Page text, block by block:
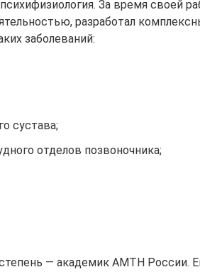
За время своей
разработал
заболеваний:
сустава;
отделов позвоночника;
— академик АМТН России.